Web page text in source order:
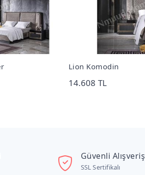
Lion Komodin
14.608 TL
Güvenli Alışveriş
SSL Sertifikalı